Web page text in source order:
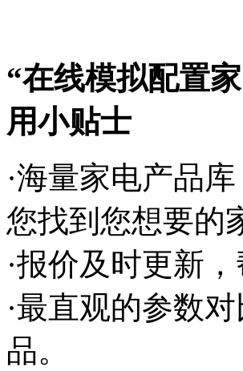
“在线模拟配置
用小贴士
·海量家电产品
您找到您想要的
·报价及时更新
·最直观的参数
品。